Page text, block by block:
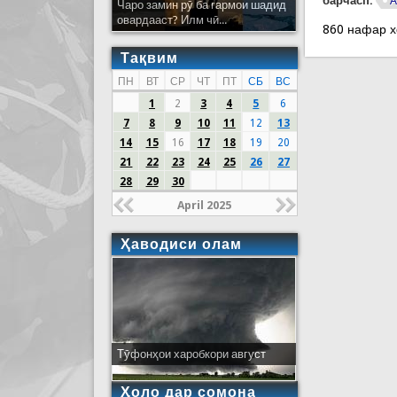
860 нафар
Чаро замин рӯ ба гармои шадид
овардааст? Илм чӣ...
Тақвим
ПН ВТ СР ЧТ ПТ СБ
ВС
1
2 3 4 5
6
7
8 9 10 11 12
13
14
15 16 17 18 19
20
21
22 23 24 25 26
27
28
29 30
April 2025
Ҳаводиси олам
Тӯфонҳои харобкори август
Ҳоло дар сомона